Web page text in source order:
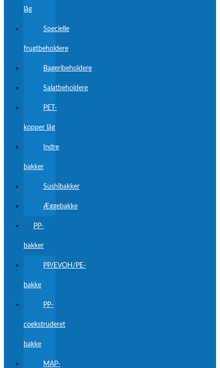
låg
Specielle
frugtbeholdere
Bageribeholdere
Salatbeholdere
PET-
kopper låg
Indre
bakker
Sushibakker
Æggebakke
PP-
bakker
PP/EVOH/PE-
bakke
PP-
coekstruderet
bakke
MAP-